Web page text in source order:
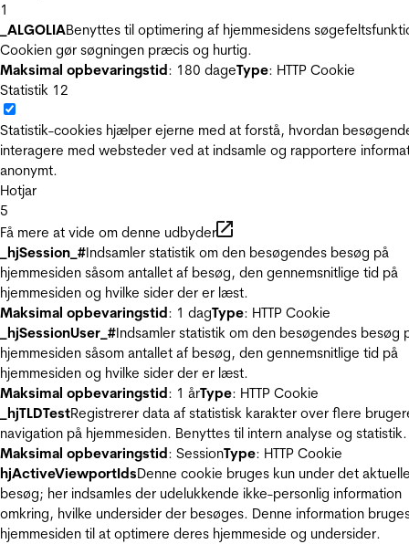
1
_ALGOLIABenyttes til optimering af hjemmesidens
Cookien gør søgningen præcis og hurtig.
Maksimal opbevaringstid: 180 dageType: HTTP Cookie
Statistik 12
Statistik-cookies hjælper ejerne med at forstå, hvordan
interagere med websteder ved at indsamle og rapportere
anonymt.
Hotjar
5
Få mere at vide om denne udbyder
_hjSession_#Indsamler statistik om den besøgendes besøg på
hjemmesiden såsom antallet af besøg, den gennemsnitlige tid på
hjemmesiden og hvilke sider der er læst.
Maksimal opbevaringstid: 1 dagType: HTTP Cookie
_hjSessionUser_#Indsamler statistik om den besøgendes besøg
hjemmesiden såsom antallet af besøg, den gennemsnitlige tid på
hjemmesiden og hvilke sider der er læst.
Maksimal opbevaringstid: 1 årType: HTTP Cookie
_hjTLDTestRegistrerer data af statistisk karakter over flere
navigation på hjemmesiden. Benyttes til intern analyse og statistik.
Maksimal opbevaringstid: SessionType: HTTP Cookie
hjActiveViewportIdsDenne cookie bruges kun under det
besøg; her indsamles der udelukkende ikke-personlig information
omkring, hvilke undersider der besøges. Denne information
hjemmesiden til at optimere deres hjemmeside og undersider.